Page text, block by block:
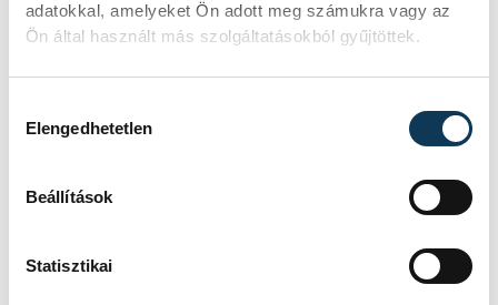
adatokkal, amelyeket Ön adott meg számukra vagy az
Ön által használt más szolgáltatásokból gyűjtöttek.
Elengedhetetlen
Beállítások
Statisztikai
Ovádi Péter